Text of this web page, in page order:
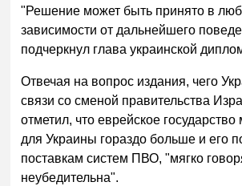
"Решение может быть принято в
зависимости от дальнейшего
подчеркнул глава украинской
Отвечая на вопрос издания, чего
связи со сменой правительства
отметил, что еврейское государство
для Украины гораздо больше и его
поставкам систем ПВО, "мягко
неубедительна".